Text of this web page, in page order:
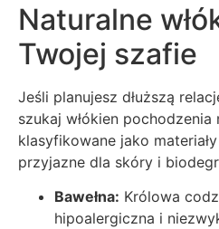
Naturalne
Twojej szafie
Jeśli planujesz dłuższą
szukaj włókien pochodzenia
klasyfikowane jako materiały
przyjazne dla skóry i
Bawełna: Królowa
hipoalergiczna i